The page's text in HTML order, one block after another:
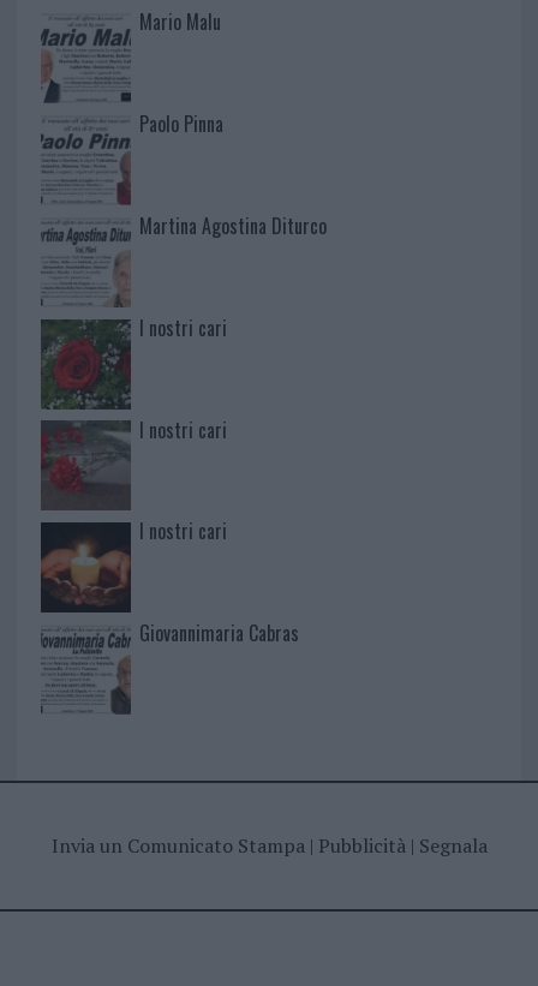
Mario Malu
Paolo Pinna
Martina Agostina Diturco
I nostri cari
I nostri cari
I nostri cari
Giovannimaria Cabras
Invia un Comunicato Stampa| Pubblicità| Segnala